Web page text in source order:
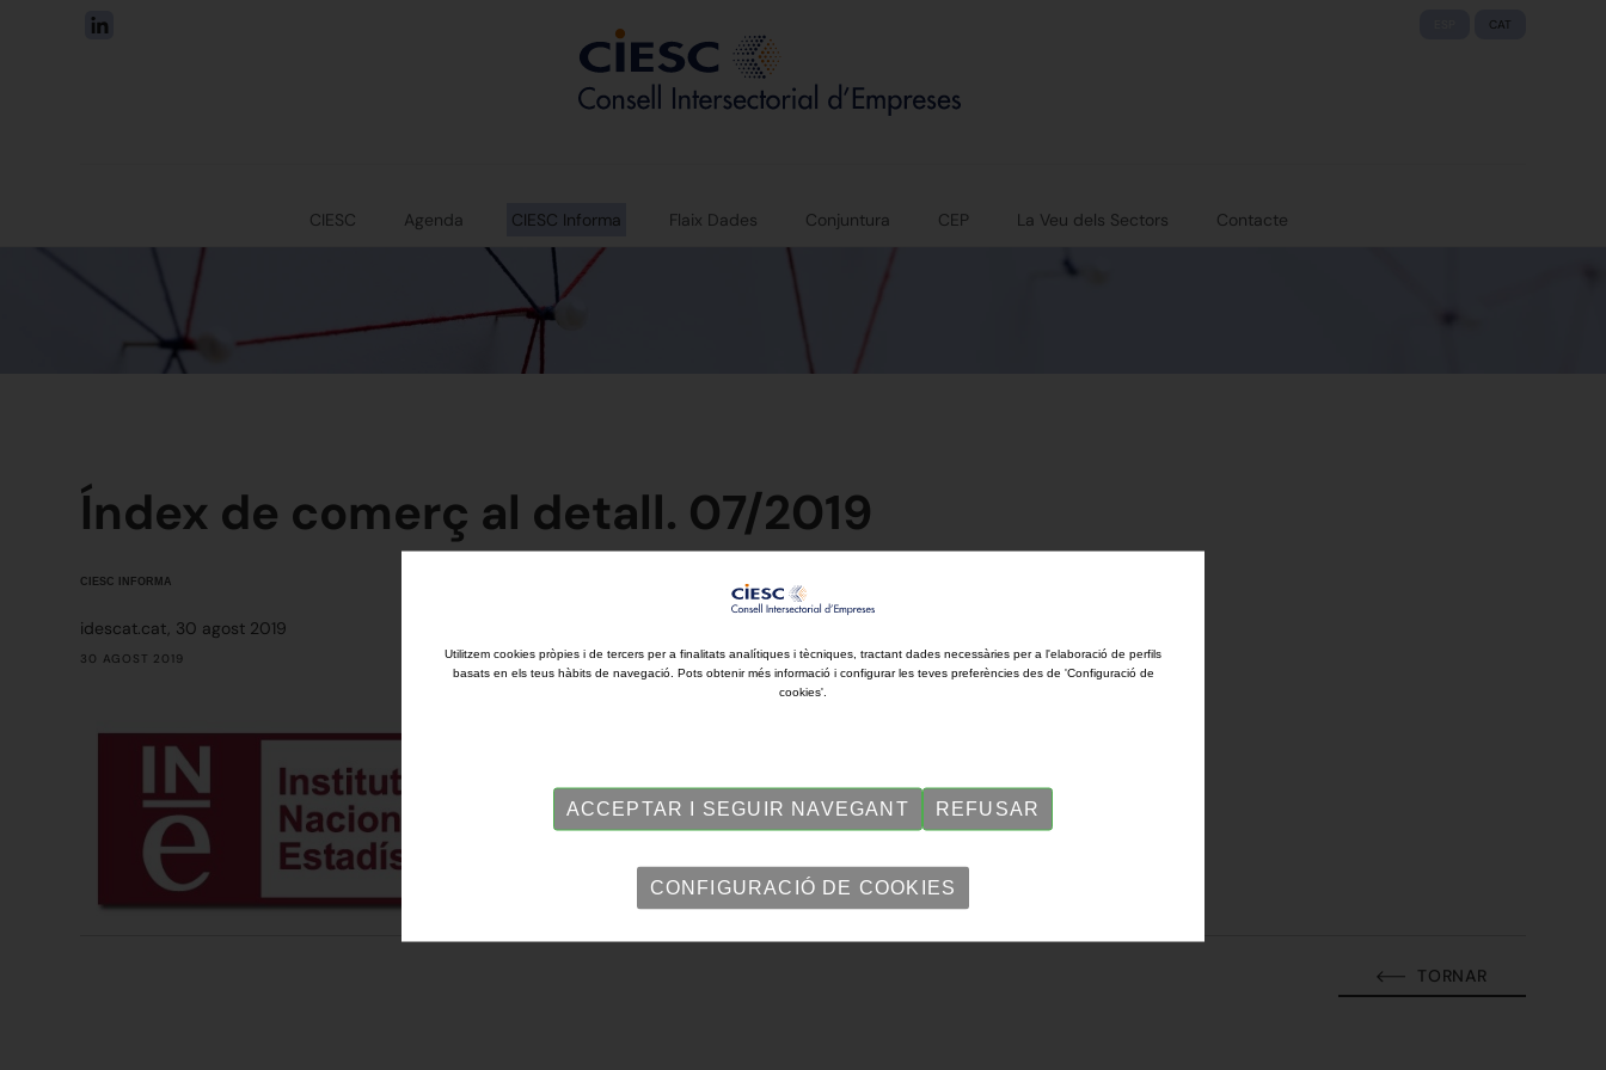
CAT
CIESC Agenda CIESC Informa Flaix Dades Conjuntura CEP La Veu dels Sectors Contacte
Índex de comerç al detall. 07/2019
CIESC INFORMA
idescat.cat, 30 agost 2019
30 AGOST 2019
TORNAR
Utilitzem cookies pròpies i de tercers per a finalitats analítiques i tècniques, tractant dades necessàries per a l'elaboració de perfils
basats en els teus hàbits de navegació. Pots obtenir més informació i configurar les teves preferències des de 'Configuració de
cookies'.
ACCEPTAR I SEGUIR NAVEGANT REFUSAR
CONFIGURACIÓ DE COOKIES